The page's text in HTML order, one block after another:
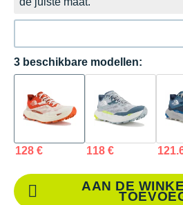
3 beschikbare modellen:
128 € 118 €
AAN DE